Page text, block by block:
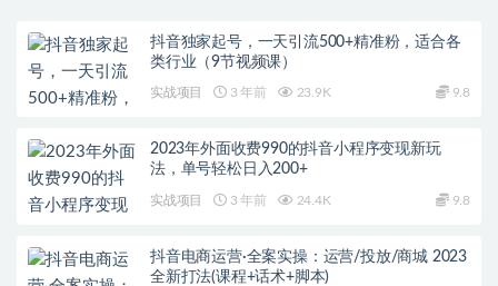
抖音独家起号，一天引流500+精准粉，适合各
类行业（9节视频课）
实战项目 3 年前 23.9K 9.8
2023年外面收费990的抖音小程序变现新玩
法，单号轻松日入200+
实战项目 3 年前 24.4K 9.8
抖音电商运营·全案实操：运营/投放/商城 2023
全新打法(课程+话术+脚本)